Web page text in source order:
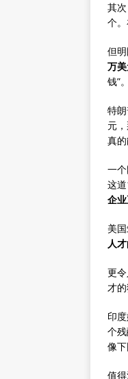
其
个
但
万
钱”。
特
元
真
一
这
企
美
人
更
才的
印
个
像
值